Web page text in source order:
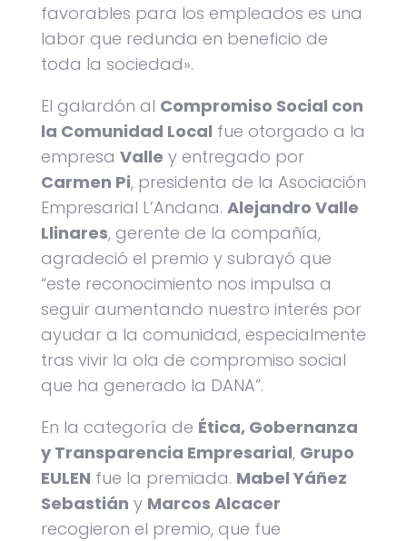
favorables para los empleados es una
labor que redunda en beneficio de
toda la sociedad».
El galardón al Compromiso Social con
la Comunidad Local fue otorgado a la
empresa Valle y entregado por
Carmen Pi, presidenta de la Asociación
Empresarial L’Andana. Alejandro Valle
Llinares, gerente de la compañía,
agradeció el premio y subrayó que
“este reconocimiento nos impulsa a
seguir aumentando nuestro interés por
ayudar a la comunidad, especialmente
tras vivir la ola de compromiso social
que ha generado la DANA”.
En la categoría de Ética, Gobernanza
y Transparencia Empresarial, Grupo
EULEN fue la premiada. Mabel Yáñez
Sebastián y Marcos Alcacer
recogieron el premio, que fue